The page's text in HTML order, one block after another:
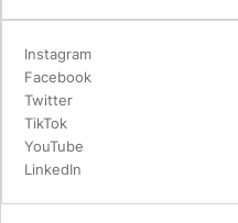
Instagram
Facebook
Twitter
TikTok
YouTube
LinkedIn